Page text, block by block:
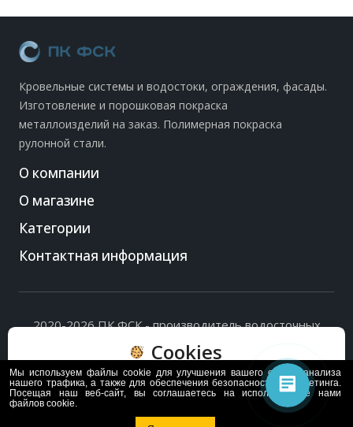
Кровельные системы и водостоки, ограждения, фасады.
Изготовление и порошковая покраска
металлоизделий на заказ. Полимерная покраска
рулонной стали.
О компании
О магазине
Категории
Контактная информация
2020-2026 ПК ФСК - производитель водосточных
Политика обработки персональных данных
на их обработку.
Cookies
Пользуясь сайтом, вы соглашаетесь с политикой
обработки и хранения данных Cookie
Мы используем файлы cookie для улучшения вашего опыта, анализа
нашего трафика, а также для обеспечения безопасности и маркетинга.
Посещая наш веб-сайт, вы соглашаетесь на использование нами
файлов cookie.